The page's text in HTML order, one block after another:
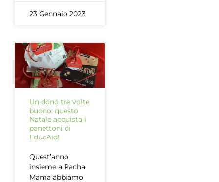
23 Gennaio 2023
Un dono tre volte
buono: questo
Natale acquista i
panettoni di
EducAid!
Quest’anno
insieme a Pacha
Mama abbiamo